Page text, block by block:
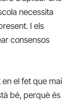
necessita
I els
consensos
en el fet que mai
bé, perquè és